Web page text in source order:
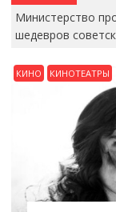
Министерство
шедевров
КИНО КИНОТЕАТРЫ